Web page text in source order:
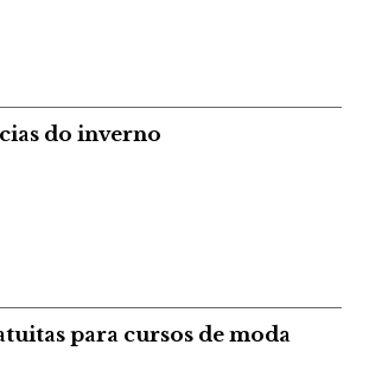
do inverno
para cursos de moda